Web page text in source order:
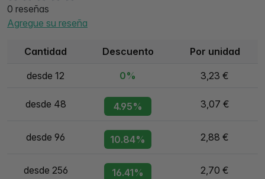
0 reseñas
Agregue su reseña
Cantidad Descuento Por unidad
desde 12 0% 3,23 €
desde 48 4.95% 3,07 €
desde 96 10.84% 2,88 €
desde 256 16.41% 2,70 €